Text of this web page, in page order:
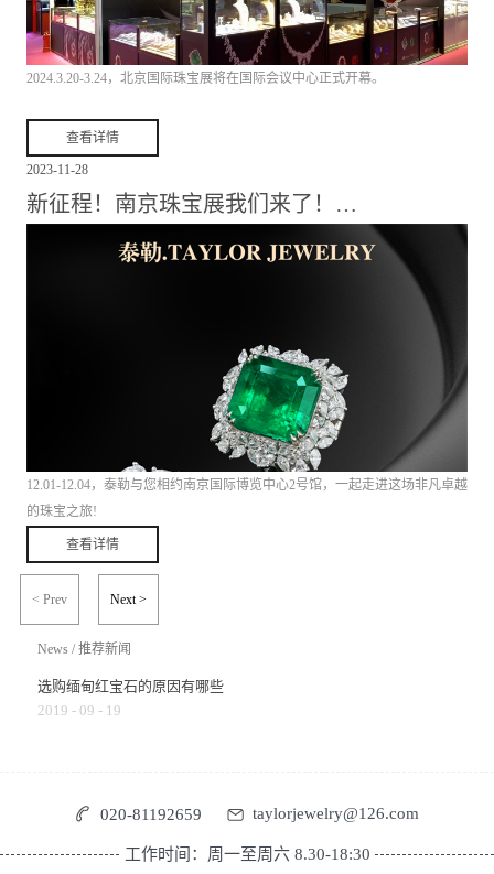
2024.3.20-3.24，北京国际珠宝展将在国际会议中心正式开幕。
查看详情
2023-11-28
新征程！南京珠宝展我们来了！…
12.01-12.04，泰勒与您相约南京国际博览中心2号馆，一起走进这场非凡卓越
的珠宝之旅!
查看详情
< Prev Next >
News / 推荐新闻
选购缅甸红宝石的原因有哪些
2019 - 09 - 19
020-81192659 taylorjewelry@126.com
工作时间：周一至周六 8.30-18:30